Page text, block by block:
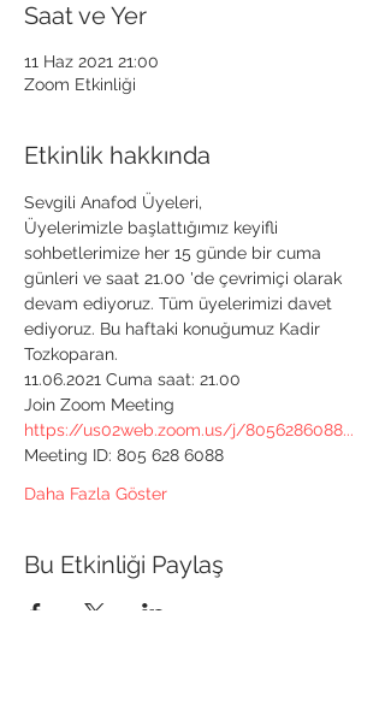
Saat ve Yer
11 Haz 2021 21:00
Zoom Etkinliği
Etkinlik hakkında
Sevgili Anafod Üyeleri,
Üyelerimizle başlattığımız keyifli
sohbetlerimize her 15 günde bir cuma
günleri ve saat 21.00 'de çevrimiçi olarak
devam ediyoruz. Tüm üyelerimizi davet
ediyoruz. Bu haftaki konuğumuz Kadir
Tozkoparan.
11.06.2021 Cuma saat: 21.00
Join Zoom Meeting
https://us02web.zoom.us/j/8056286088...
Meeting ID: 805 628 6088
Daha Fazla Göster
Bu Etkinliği Paylaş